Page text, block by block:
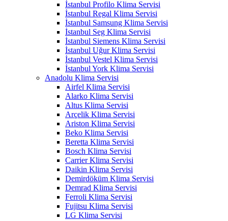
İstanbul Profilo Klima Servisi
İstanbul Regal Klima Servisi
İstanbul Samsung Klima Servisi
İstanbul Seg Klima Servisi
İstanbul Siemens Klima Servisi
İstanbul Uğur Klima Servisi
İstanbul Vestel Klima Servisi
İstanbul York Klima Servisi
Anadolu Klima Servisi
Airfel Klima Servisi
Alarko Klima Servisi
Altus Klima Servisi
Arçelik Klima Servisi
Ariston Klima Servisi
Beko Klima Servisi
Beretta Klima Servisi
Bosch Klima Servisi
Carrier Klima Servisi
Daikin Klima Servisi
Demirdöküm Klima Servisi
Demrad Klima Servisi
Ferroli Klima Servisi
Fujitsu Klima Servisi
LG Klima Servisi